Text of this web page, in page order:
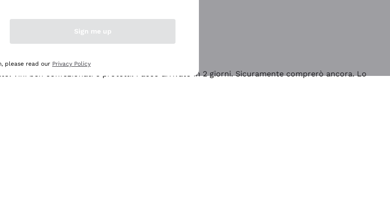
Vini ben confezionati e protetti. Pacco arrivato in 2 giorni. Sicuramente comprerò ancora. Lo
Sign me up
please read our Privacy Policy